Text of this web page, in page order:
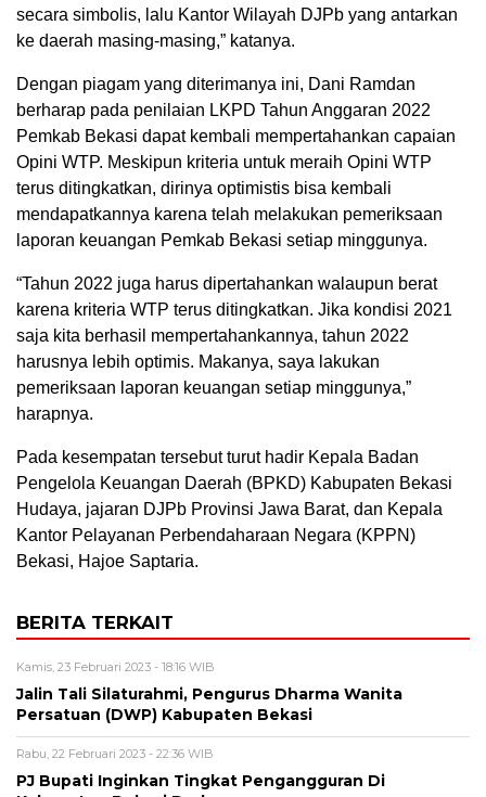
secara simbolis, lalu Kantor Wilayah DJPb yang antarkan
ke daerah masing-masing,” katanya.
Dengan piagam yang diterimanya ini, Dani Ramdan
berharap pada penilaian LKPD Tahun Anggaran 2022
Pemkab Bekasi dapat kembali mempertahankan capaian
Opini WTP. Meskipun kriteria untuk meraih Opini WTP
terus ditingkatkan, dirinya optimistis bisa kembali
mendapatkannya karena telah melakukan pemeriksaan
laporan keuangan Pemkab Bekasi setiap minggunya.
“Tahun 2022 juga harus dipertahankan walaupun berat
karena kriteria WTP terus ditingkatkan. Jika kondisi 2021
saja kita berhasil mempertahankannya, tahun 2022
harusnya lebih optimis. Makanya, saya lakukan
pemeriksaan laporan keuangan setiap minggunya,”
harapnya.
Pada kesempatan tersebut turut hadir Kepala Badan
Pengelola Keuangan Daerah (BPKD) Kabupaten Bekasi
Hudaya, jajaran DJPb Provinsi Jawa Barat, dan Kepala
Kantor Pelayanan Perbendaharaan Negara (KPPN)
Bekasi, Hajoe Saptaria.
BERITA TERKAIT
Kamis, 23 Februari 2023 - 18:16 WIB
Jalin Tali Silaturahmi, Pengurus Dharma Wanita
Persatuan (DWP) Kabupaten Bekasi
Rabu, 22 Februari 2023 - 22:36 WIB
PJ Bupati Inginkan Tingkat Pengangguran Di